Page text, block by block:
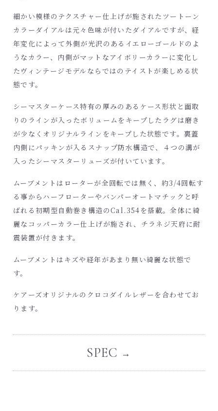
細かい模様のテクスチャー仕上げが施されたツートーン
カラーダイアルは元々色味が付いたダイアルですが、経
年変化によって外側が光沢のあるイエローゴールドのよ
うなカラー、内側がマットなアイボリーカラーに変化し
たヴィンテージモデルならではのテイストが楽しめる状
態です。
シーマスターケース特有の厚みのあるケース形状と面取
りのラインが入ったボリュームをキープしたラグは磨き
が少なくオリジナルラインをキープした状態です。裏蓋
内側にパッキンが入るスナップ防水構造で、４つの溝が
入ったシーマスターリューズが付いています。
ムーブメントはローターが全回転では無く、約3/4回転す
る事からハーフローターやバンパーオートマチックと呼
ばれる初期型自動巻き構造のCal.354を搭載。全体に綺
麗なコッパーカラー仕上げが施され、チラネジ天府に耐
震装置が付きます。
ムーブメントはキズや経年があまり無い綺麗な状態で
す。
ケアーズオリジナルのクロコダイルレザー を合わせてお
ります。
SPEC